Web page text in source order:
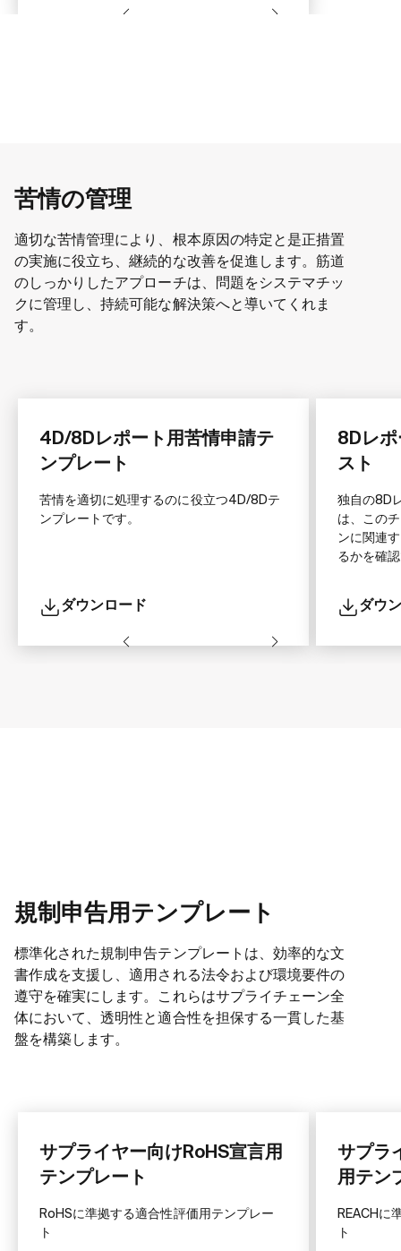
苦情の管理
適切な苦情管理により、根本原因の特定と是正措置
の実施に役立ち、継続的な改善を促進します。筋道
のしっかりしたアプローチは、問題をシステマチッ
クに管理し、持続可能な解決策へと導いてくれま
す。
4D/8Dレポート用苦情申請テ
ンプレート
苦情を適切に処理するのに役立つ4D/8Dテ
ンプレートです。
ダウンロード
8Dレ
スト
独自の8D
は、この
ンに関連
るかを確
ダウ
規制申告用テンプレート
標準化された規制申告テンプレートは、効率的な文
書作成を支援し、適用される法令および環境要件の
遵守を確実にします。これらはサプライチェーン全
体において、透明性と適合性を担保する一貫した基
盤を構築します。
サプライヤー向けRoHS宣言用
テンプレート
RoHSに準拠する適合性評価用テンプレー
ト
サプラ
用テン
REACHに
ト